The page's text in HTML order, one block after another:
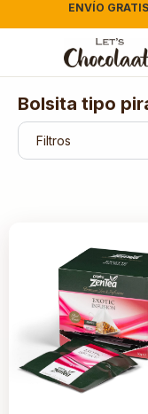
ENVÍO
Bolsita tipo
Filtros